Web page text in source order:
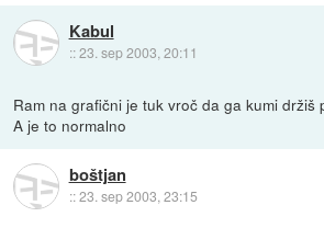
Kabul
::23. sep 2003, 20:11
Ram na grafični je tuk vroč da ga kumi držiš
A je to normalno
boštjan
::23. sep 2003, 23:15